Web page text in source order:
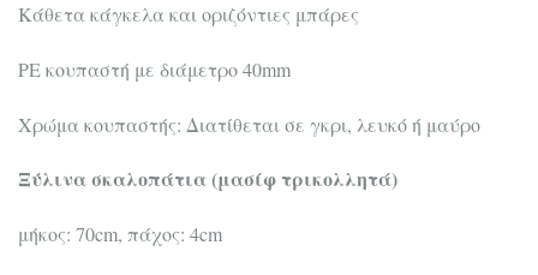
Κάθετα κάγκελα και οριζόντιες μπάρες
PE κουπαστή με διάμετρο 40mm
Χρώμα κουπαστής: Διατίθεται σε γκρι, λευκό ή μαύρο
Ξύλινα σκαλοπάτια (μασίφ τρικολλητά)
μήκος: 70cm, πάχος: 4cm